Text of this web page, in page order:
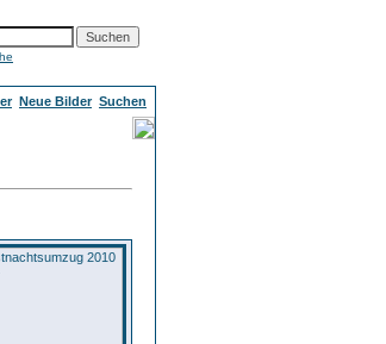
Neue Bilder Suchen